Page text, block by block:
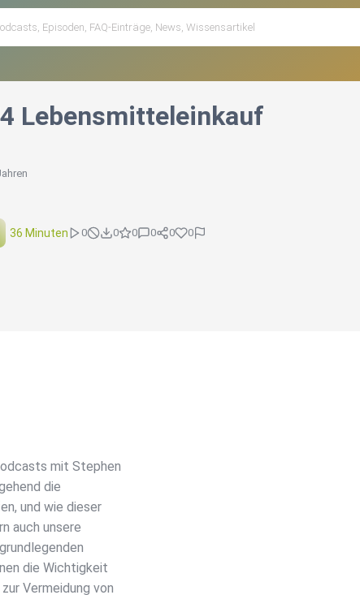
Lebensmitteleinkauf
36 Minuten 0 0 0 0 0 0
mit Stephen
die
und wie dieser
auch unsere
die Wichtigkeit
Vermeidung von